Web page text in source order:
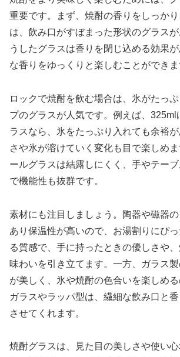
重要です。まず、焼酎の香りをしっか
は、飲み口がすぼまった形状のグラス
うしたグラスは香りを閉じ込める効果
な香りをゆっくりと楽しむことができま
ロックで焼酎を飲む場合は、氷がたっ
プのグラスが人気です。例えば、325ml
ラスなら、氷をたっぷり入れても余裕
さや氷が溶けていく変化も目で楽しめま
ールグラスは結露しにくく、手やテー
で機能性も抜群です。
素材にも注目しましょう。陶器や磁器
あり保温性が高いので、お湯割りにぴ
る質感で、手に持ったときの優しさや
味わいを引き立てます。一方、ガラス
が美しく、氷や焼酎の色合いを楽しめ
ガラスやラッパ型は、繊細な飲み口と
させてくれます。
焼酎グラスは、見た目の美しさや使い